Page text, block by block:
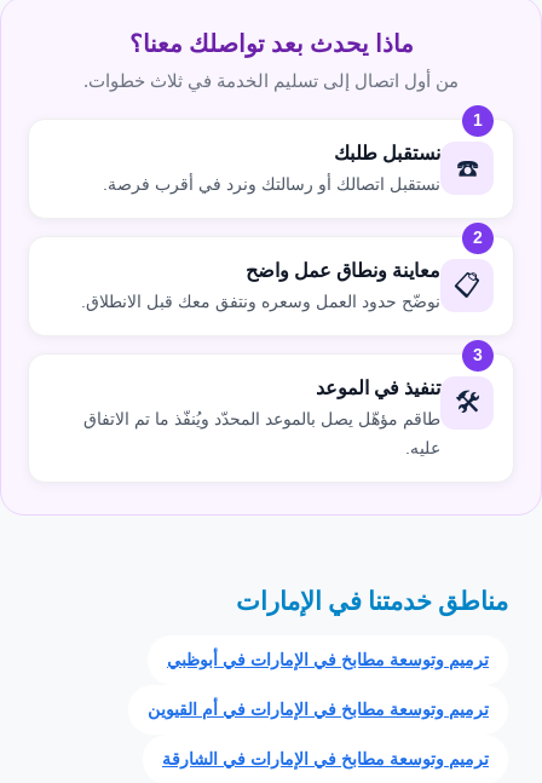
ماذا يحدث بعد تواصلك معنا؟
من أول اتصال إلى تسليم الخدمة في ثلاث خطوات.
1
☎️ نستقبل طلبك
نستقبل اتصالك أو رسالتك ونرد في أقرب فرصة.
2
📋 معاينة ونطاق عمل واضح
نوضّح حدود العمل وسعره ونتفق معك قبل الانطلاق.
3
🛠️ تنفيذ في الموعد
طاقم مؤهّل يصل بالموعد المحدّد ويُنفّذ ما تم الاتفاق
عليه.
مناطق خدمتنا في الإمارات
ترميم وتوسعة مطابخ في الإمارات في أبوظبي
ترميم وتوسعة مطابخ في الإمارات في أم القيوين
ترميم وتوسعة مطابخ في الإمارات في الشارقة